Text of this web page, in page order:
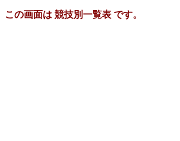
この画面は 競技別一覧表 です。